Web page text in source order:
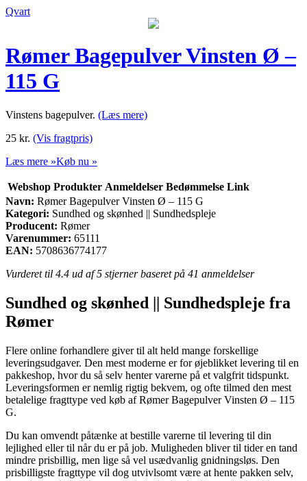
Qvart
Rømer Bagepulver Vinsten Ø –
115 G
Vinstens bagepulver. (Læs mere)
25 kr. (Vis fragtpris)
Læs mere »Køb nu »
Webshop Produkter Anmeldelser Bedømmelse Link
Navn: Rømer Bagepulver Vinsten Ø – 115 G
Kategori: Sundhed og skønhed || Sundhedspleje
Producent: Rømer
Varenummer: 65111
EAN: 5708636774177
Vurderet til 4.4 ud af 5 stjerner baseret på 41 anmeldelser
Sundhed og skønhed || Sundhedspleje fra
Rømer
Flere online forhandlere giver til alt held mange forskellige
leveringsudgaver. Den mest moderne er for øjeblikket levering til en
pakkeshop, hvor du så selv henter varerne på et valgfrit tidspunkt.
Leveringsformen er nemlig rigtig bekvem, og ofte tilmed den mest
betalelige fragttype ved køb af Rømer Bagepulver Vinsten Ø – 115
G.
Du kan omvendt påtænke at bestille varerne til levering til din
lejlighed eller til når du er på job. Muligheden bliver til tider en tand
mindre prisbillig, men lige så vel usædvanlig gnidningsløs. Den
prisbilligste fragttype vil dog utvivlsomt være at hente pakken selv,